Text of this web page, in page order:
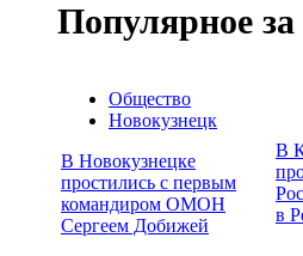
Популярное
Общество
Новокузнецк
В Новокузнецке
простились с первым
командиром ОМОН
Сергеем Добижей
В
в